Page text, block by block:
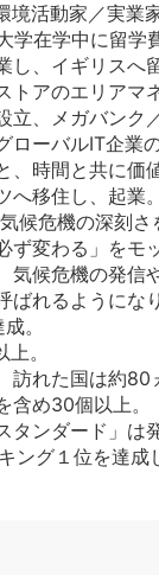
活動家／実業家
学在学中に留学
し、イギリスへ
トアのエリアマ
立、メガバンク
ローバルIT企業
、時間と共に価
へ移住し、起業。
候危機の深刻さ
ず変わる」をモ
気候危機の発信
ばれるようにな
。
。
訪れた国は約80
含め30個以上。
タンダード」は
ング１位を達成